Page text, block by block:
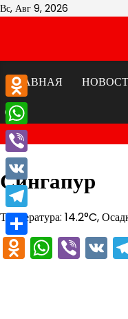
Перейти
Вс, Авг 9, 2026
ГЛАВНАЯ
Сингапур
Температура: 14.2°C,
Odnoklassniki
WhatsApp
Viber
VK
Telegram
Отправить